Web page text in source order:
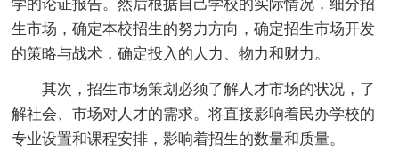
学的论证报告。然后根据自己学校的实际情况，细分招
生市场，确定本校招生的努力方向，确定招生市场开发
的策略与战术，确定投入的人力、物力和财力。
其次，招生市场策划必须了解人才市场的状况，了
解社会、市场对人才的需求。将直接影响着民办学校的
专业设置和课程安排，影响着招生的数量和质量。